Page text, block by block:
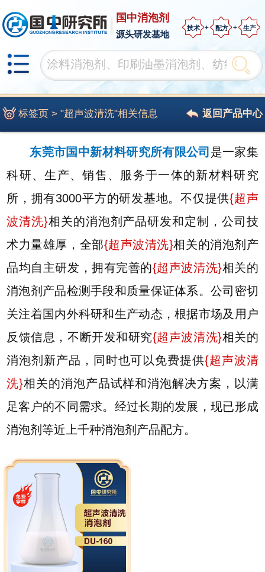
国中消泡剂
源头研发基地
技术 配方 生产
标签页 > "超声波清洗"相关信息 返回产品中心
东莞市国中新材料研究所有限公司 是一家集
科研、生产、销售、服务于一体的新材料研究
所，拥有3000平方的研发基地。不仅提供{超声
波清洗}相关的消泡剂产品研发和定制，公司技
术力量雄厚，全部{超声波清洗}相关的消泡剂产
品均自主研发，拥有完善的{超声波清洗}相关的
消泡剂产品检测手段和质量保证体系。公司密切
关注着国内外科研和生产动态，根据市场及用户
反馈信息，不断开发和研究{超声波清洗}相关的
消泡剂新产品，同时也可以免费提供{超声波清
洗}相关的消泡产品试样和消泡解决方案，以满
足客户的不同需求。经过长期的发展，现已形成
消泡剂等近上千种消泡剂产品配方。